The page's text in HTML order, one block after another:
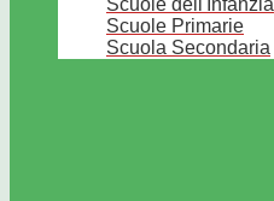
Scuole dell'Infanzia
Scuole Primarie
Scuola Secondaria